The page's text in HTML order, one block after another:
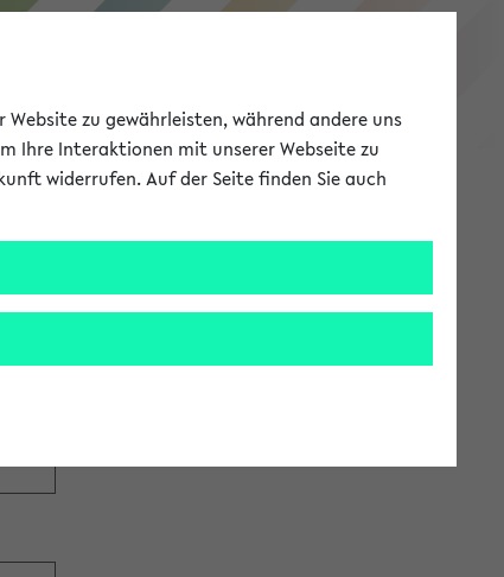
eKVV
zu gewährleisten, während andere uns
Ihre Interaktionen mit unserer Webseite zu
widerrufen. Auf der Seite finden Sie auch